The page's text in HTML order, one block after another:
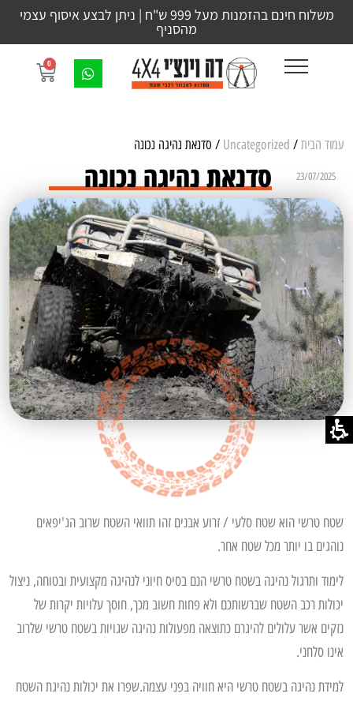
משלוח חינם בהזמנות מעל 999 ש"ח | ניתן לבצע איסוף עצמי
מהסניף
0
עמוד הבית /
Uncategorized / סדנאת נהיגה נכונה
23/07/2025 סדנאת נהיגה נכונה
שטח טרשי הוא שטח סלעי / זרוע אבנים זהו תוואי השטח שרוב הג'יפאים
נוהגים בו יותר מכל שטח אחר.
לימוד ותרגול נהיגה בשטח טרשי הנם בסיס חיוני לנהיגה מקצועית ובטוחה, ניצול
יכולות רכב השטח שברשותכם ולא פחות חשוב מכך, חוסך עלויות יקרות של
נזקים אשר עלולים להיגרם כתוצאה מפעולות נהיגה שגויות בשטח טרשי שלרוב
אינו סלחני.
למידת נהיגה בשטח טרשי היא חוויה בפני עצמה.שפרו את יכולות נהיגת השטח